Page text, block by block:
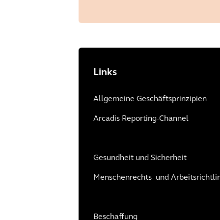
Links
Allgemeine Geschäftsprinzipien
Arcadis Reporting-Channel
Gesundheit und Sicherheit
Menschenrechts- und
Beschaffung